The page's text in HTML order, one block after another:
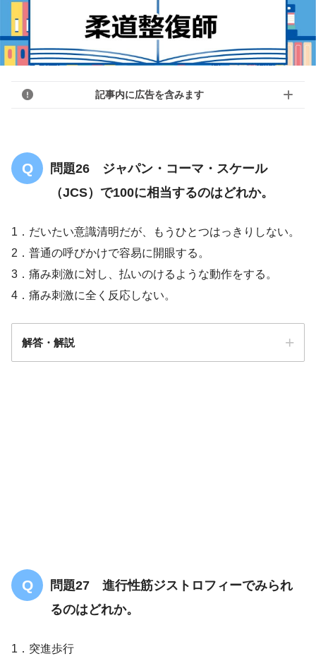
記事内に広告を含みます
問題26 ジャパン・コーマ・スケール
（JCS）で100に相当するのはどれか。
1．だいたい意識清明だが、もうひとつはっきりしない。
2．普通の呼びかけで容易に開眼する。
3．痛み刺激に対し、払いのけるような動作をする。
4．痛み刺激に全く反応しない。
解答・解説
問題27 進行性筋ジストロフィーでみられ
るのはどれか。
1．突進歩行